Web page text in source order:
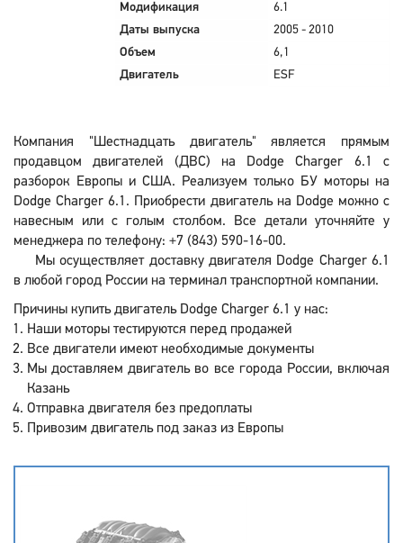
Модификация
6.1
Даты выпуска
2005 - 2010
Объем
6,1
Двигатель
ESF
Компания "Шестнадцать двигатель" является прямым
продавцом двигателей (ДВС) на Dodge Charger 6.1 с
разборок Европы и США. Реализуем только БУ моторы на
Dodge Charger 6.1. Приобрести двигатель на Dodge можно с
навесным или с голым столбом. Все детали уточняйте у
менеджера по телефону: +7 (843) 590-16-00.
Мы осуществляет доставку двигателя Dodge Charger 6.1
в любой город России на терминал транспортной компании.
Причины купить двигатель Dodge Charger 6.1 у нас:
Наши моторы тестируются перед продажей
Все двигатели имеют необходимые документы
Мы доставляем двигатель во все города России, включая
Казань
Отправка двигателя без предоплаты
Привозим двигатель под заказ из Европы